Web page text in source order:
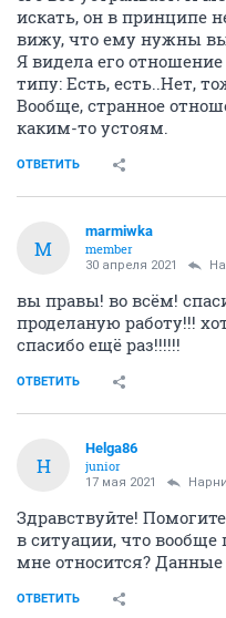
искать, он в принципе
вижу, что ему нужны
Я видела его
типу: Есть, есть..Нет,
Вообще, странное
каким-то устоям.
ОТВЕТИТЬ
M
marmiwka
member
30 апреля 2021
вы правы! во всём!
проделаную работу!!!
спасибо ещё раз!!!!!!
ОТВЕТИТЬ
H
Helga86
junior
17 мая 2021
Здравствуйте!
в ситуации, что вообще
мне относится?
ОТВЕТИТЬ